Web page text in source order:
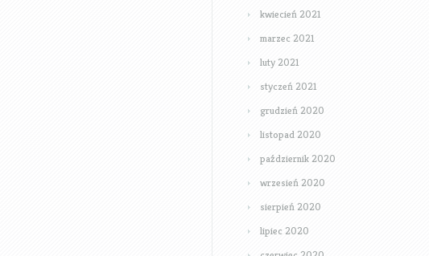
kwiecień 2021
marzec 2021
luty 2021
styczeń 2021
grudzień 2020
listopad 2020
październik 2020
wrzesień 2020
sierpień 2020
lipiec 2020